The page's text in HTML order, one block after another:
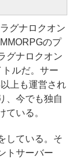
グナロクオン
のプ
グナロクオン
ルだ。サー
上も運営され
、今でも独自
いる。
している。そ
トサーバー